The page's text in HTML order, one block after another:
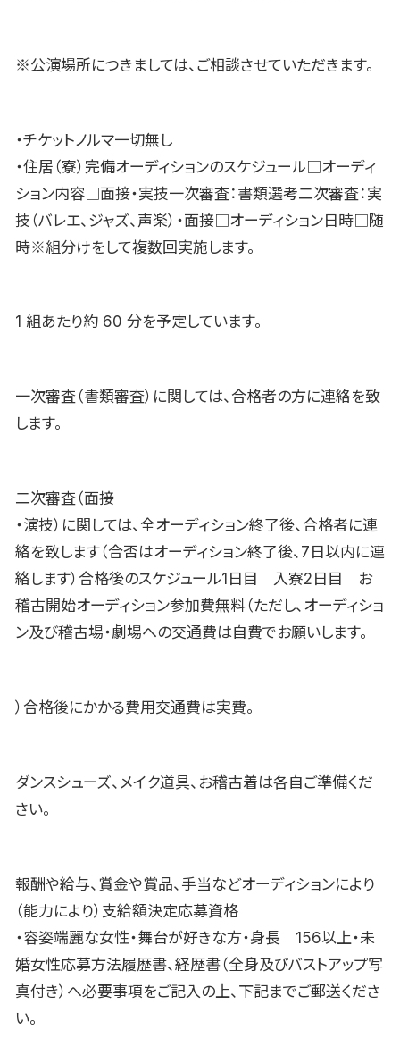
※公演場所につきましては、ご相談させていただきます。
・チケットノルマ一切無し
・住居（寮）完備オーディションのスケジュール□オーディ
ション内容□面接・実技一次審査：書類選考二次審査：実
技（バレエ、ジャズ、声楽）・面接□オーディション日時□随
時※組分けをして複数回実施します。
1 組あたり約 60 分を予定しています。
一次審査（書類審査）に関しては、合格者の方に連絡を致
します。
二次審査（面接
・演技）に関しては、全オーディション終了後、合格者に連
絡を致します（合否はオーディション終了後、7日以内に連
絡します）合格後のスケジュール1日目 入寮2日目 お
稽古開始オーディション参加費無料（ただし、オーディショ
ン及び稽古場・劇場への交通費は自費でお願いします。
）合格後にかかる費用交通費は実費。
ダンスシューズ、メイク道具、お稽古着は各自ご準備くだ
さい。
報酬や給与、賞金や賞品、手当などオーディションにより
（能力により）支給額決定応募資格
・容姿端麗な女性・舞台が好きな方・身長 156以上・未
婚女性応募方法履歴書、経歴書（全身及びバストアップ写
真付き）へ必要事項をご記入の上、下記までご郵送くださ
い。